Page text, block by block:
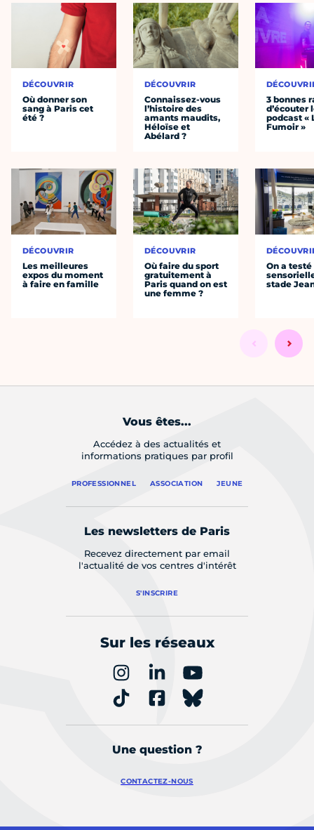
DÉCOUVRIR
Où donner son
sang à Paris cet
été ?
DÉCOUVRIR
Les meilleures
expos du moment
à faire en famille
DÉCOUVRIR
Connaissez-vous
l’histoire des
amants maudits,
Héloïse et
Abélard ?
DÉCOUVRIR
Où faire du sport
gratuitement à
Paris quand on est
une femme ?
3 bonnes
d’écouter
podcast «
Fumoir »
On a
stade
Vous êtes...
Accédez à des actualités et
informations pratiques par profil
PROFESSIONNEL ASSOCIATION JEUNE
Les newsletters de Paris
Recevez directement par email
l'actualité de vos centres d'intérêt
S'INSCRIRE
Sur les réseaux
Une question ?
CONTACTEZ-NOUS